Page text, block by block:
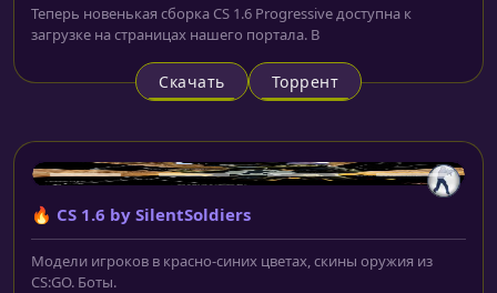
Теперь новенькая сборка CS 1.6 Progressive доступна к
загрузке на страницах нашего портала. В
Скачать Торрент
🔥 CS 1.6 by SilentSoldiers
Модели игроков в красно-синих цветах, скины оружия из
CS:GO. Боты.